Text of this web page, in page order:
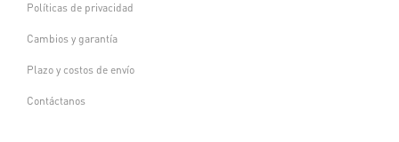
Políticas de privacidad
Cambios y garantía
Plazo y costos de envío
Contáctanos